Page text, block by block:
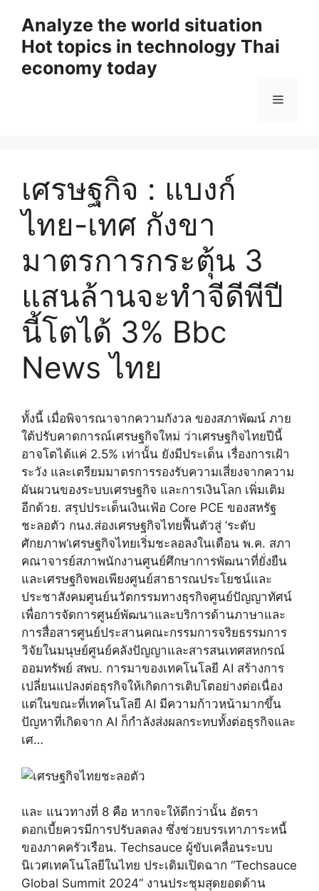
content
Analyze the world situation
Hot topics in technology Thai
economy today
Menu
เศรษฐกิจ : แบงก์
ไทย-เทศ กังขา
มาตรการกระตุ้น 3
แสนล้านจะทำจีดีพีปี
นี้โตได้ 3% Bbc
News ไทย
ทั้งนี้ เมื่อพิจารณาจากความกังวล ของสภาพัฒน์ ภาย
ใต้ปรับคาดการณ์เศรษฐกิจใหม่ ว่าเศรษฐกิจไทยปีนี้
อาจโตได้แค่ 2.5% เท่านั้น ยังมีประเด็น เรื่องการเฝ้า
ระวัง และเตรียมมาตรการรองรับความเสี่ยงจากความ
ผันผวนของระบบเศรษฐกิจ และการเงินโลก เพิ่มเติม
อีกด้วย. สรุปประเด็นเงินเฟ้อ Core PCE ของสหรัฐ
ชะลอตัว กนง.ส่องเศรษฐกิจไทยฟื้นตัวสู่ ‘ระดับ
ศักยภาพ‘เศรษฐกิจไทยเริ่มชะลอลงในเดือน พ.ค. สภา
คณาจารย์สภาพนักงานศูนย์ศึกษาการพัฒนาที่ยั่งยืน
และเศรษฐกิจพอเพียงศูนย์สาธารณประโยชน์และ
ประชาสังคมศูนย์นวัตกรรมทางธุรกิจศูนย์ปัญญาทัศน์
เพื่อการจัดการศูนย์พัฒนาและบริการด้านภาษาและ
การสื่อสารศูนย์ประสานคณะกรรมการจริยธรรมการ
วิจัยในมนุษย์ศูนย์คลังปัญญาและสารสนเทศสหกรณ์
ออมทรัพย์ สพบ. การมาของเทคโนโลยี AI สร้างการ
เปลี่ยนแปลงต่อธุรกิจให้เกิดการเติบโตอย่างต่อเนื่อง
แต่ในขณะที่เทคโนโลยี AI มีความก้าวหน้ามากขึ้น
ปัญหาที่เกิดจาก AI ก็กำลังส่งผลกระทบทั้งต่อธุรกิจและ
เศ…
และ แนวทางที่ 8 คือ หากจะให้ดีกว่านั้น อัตรา
ดอกเบี้ยควรมีการปรับลดลง ซึ่งช่วยบรรเทาภาระหนี้
ของภาคครัวเรือน. Techsauce ผู้ขับเคลื่อนระบบ
นิเวศเทคโนโลยีในไทย ประเดิมเปิดฉาก “Techsauce
Global Summit 2024” งานประชุมสุดยอดด้าน